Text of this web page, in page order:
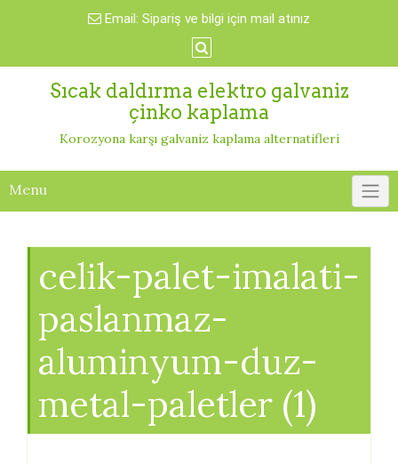
Email: Sipariş ve bilgi için mail atınız
Sıcak daldırma elektro galvaniz
çinko kaplama
Korozyona karşı galvaniz kaplama alternatifleri
Menu
celik-palet-imalati-
paslanmaz-
aluminyum-duz-
metal-paletler (1)